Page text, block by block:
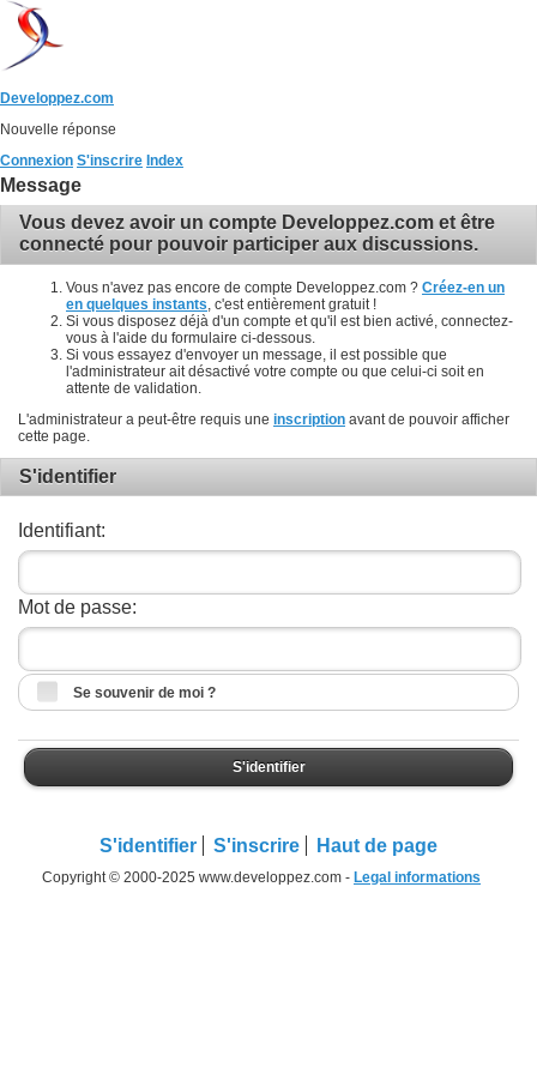
Developpez.com
Nouvelle réponse
Connexion S'inscrire Index
Message
Vous devez avoir un compte Developpez.com et être
connecté pour pouvoir participer aux discussions.
Vous n'avez pas encore de compte Developpez.com ? Créez-en un
en quelques instants , c'est entièrement gratuit !
Si vous disposez déjà d'un compte et qu'il est bien activé, connectez-
vous à l'aide du formulaire ci-dessous.
Si vous essayez d'envoyer un message, il est possible que
l'administrateur ait désactivé votre compte ou que celui-ci soit en
attente de validation.
L'administrateur a peut-être requis une inscription avant de pouvoir afficher
cette page.
S'identifier
Identifiant:
Mot de passe:
Se souvenir de moi ?
S'identifier
S'identifier S'inscrire Haut de page
Copyright © 2000-2025 www.developpez.com - Legal informations